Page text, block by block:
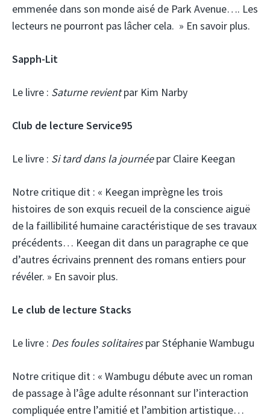
emmenée dans son monde aisé de Park Avenue…. Les
lecteurs ne pourront pas lâcher cela. » En savoir plus.
Sapph-Lit
Le livre : Saturne revientpar Kim Narby
Club de lecture Service95
Le livre : Si tard dans la journéepar Claire Keegan
Notre critique dit : « Keegan imprègne les trois
histoires de son exquis recueil de la conscience aiguë
de la faillibilité humaine caractéristique de ses travaux
précédents… Keegan dit dans un paragraphe ce que
d’autres écrivains prennent des romans entiers pour
révéler. » En savoir plus.
Le club de lecture Stacks
Le livre : Des foules solitairespar Stéphanie Wambugu
Notre critique dit : « Wambugu débute avec un roman
de passage à l’âge adulte résonnant sur l’interaction
compliquée entre l’amitié et l’ambition artistique…